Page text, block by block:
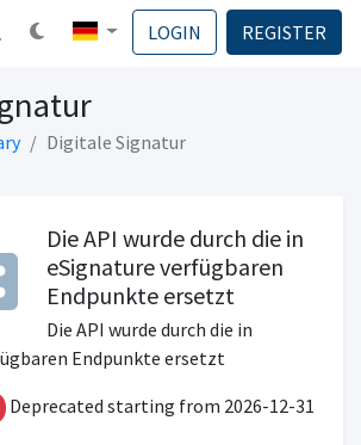
LOGIN REGISTER
Digitale Signatur
Die API wurde durch die in
eSignature verfügbaren
Endpunkte ersetzt
Die API wurde durch die in
Endpunkte ersetzt
Deprecated starting from 2026-12-31